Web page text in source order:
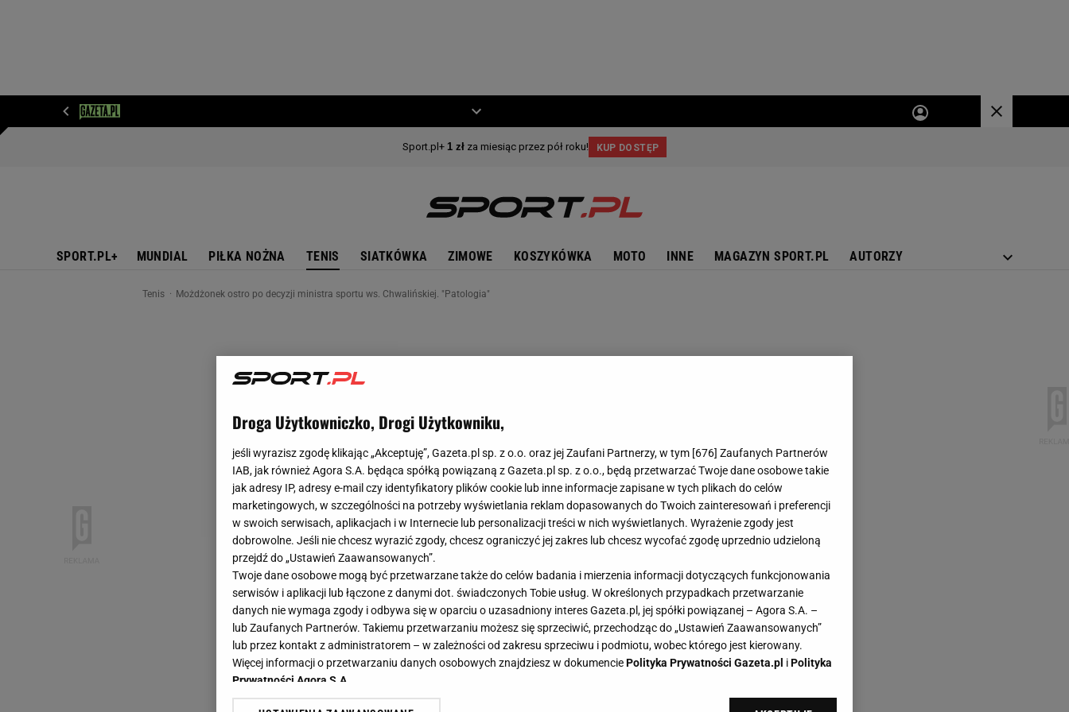
SPORT.PL+ MUNDIAL PIŁKA NOŻNA TENIS SIATKÓWKA ZIMOWE KOSZYKÓWKA MOTO INNE MAGAZYN SPORT.PL AUTORZY
Tenis Możdżonek ostro po decyzji ministra sportu ws. Chwalińskiej. "Patologia"
Droga Użytkowniczko, Drogi Użytkowniku,
jeśli wyrazisz zgodę klikając „Akceptuję”, Gazeta.pl sp. z o.o. oraz jej Zaufani Partnerzy, w tym [676] Zaufanych Partnerów
IAB, jak również Agora S.A. będąca spółką powiązaną z Gazeta.pl sp. z o.o., będą przetwarzać Twoje dane osobowe takie
jak adresy IP, adresy e-mail czy identyfikatory plików cookie lub inne informacje zapisane w tych plikach do celów
marketingowych, w szczególności na potrzeby wyświetlania reklam dopasowanych do Twoich zainteresowań i preferencji
w swoich serwisach, aplikacjach i w Internecie lub personalizacji treści w nich wyświetlanych. Wyrażenie zgody jest
dobrowolne. Jeśli nie chcesz wyrazić zgody, chcesz ograniczyć jej zakres lub chcesz wycofać zgodę uprzednio udzieloną
przejdź do „Ustawień Zaawansowanych”.
Twoje dane osobowe mogą być przetwarzane także do celów badania i mierzenia informacji dotyczących funkcjonowania
serwisów i aplikacji lub łączone z danymi dot. świadczonych Tobie usług. W określonych przypadkach przetwarzanie
danych nie wymaga zgody i odbywa się w oparciu o uzasadniony interes Gazeta.pl, jej spółki powiązanej – Agora S.A. –
lub Zaufanych Partnerów. Takiemu przetwarzaniu możesz się sprzeciwić, przechodząc do „Ustawień Zaawansowanych”
lub przez kontakt z administratorem – w zależności od zakresu sprzeciwu i podmiotu, wobec którego jest kierowany.
Więcej informacji o przetwarzaniu danych osobowych znajdziesz w dokumenciePolityka Prywatności Gazeta.pl iPolityka
Prywatności Agora S.A.